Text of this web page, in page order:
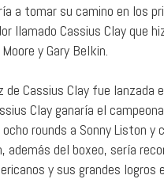
a tomar su camino en los
llamado Cassius Clay que
y Gary Belkin.
de Cassius Clay fue
Clay ganaría el
rounds a Sonny Liston y
además del boxeo, sería
y sus grandes logros